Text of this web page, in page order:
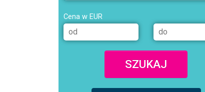
Cena w EUR
SZUKAJ